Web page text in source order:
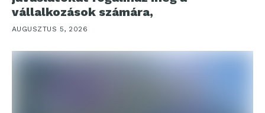
vállalkozások számára,
AUGUSZTUS 5, 2026